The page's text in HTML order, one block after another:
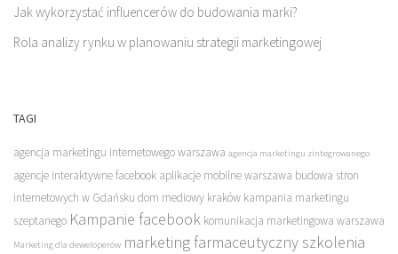
Jak wykorzystać influencerów do budowania marki?
Rola analizy rynku w planowaniu strategii marketingowej
TAGI
agencja marketingu internetowego warszawa agencja marketingu zintegrowanego
agencje interaktywne facebook aplikacje mobilne warszawa budowa stron
internetowych w Gdańsku dom mediowy kraków kampania marketingu
szeptanego Kampanie facebook komunikacja marketingowa warszawa
Marketing dla deweloperów marketing farmaceutyczny szkolenia